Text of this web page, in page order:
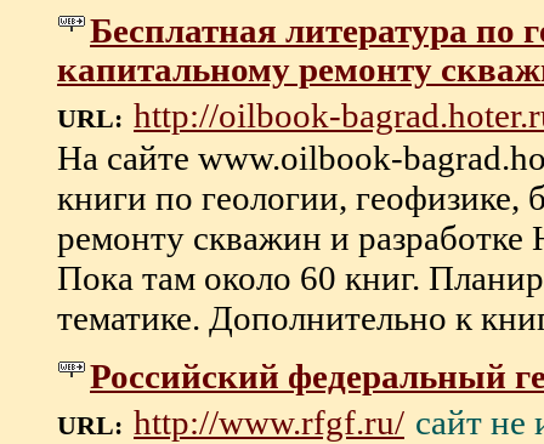
Бесплатная литература по
капитальному ремонту
URL: http://oilbook-
На сайте www.oilbook-
книги по геологии,
ремонту скважин и
Пока там около 60 книг.
тематике. Дополнительно к
Российский федеральный
URL: http://www.rfgf.ru/ сайт не